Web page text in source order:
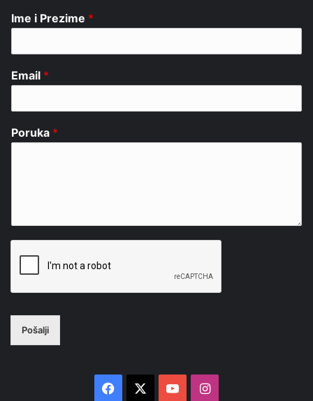
Ime i Prezime *
Email *
Poruka *
Pošalji
Facebook YouTubeInstagram